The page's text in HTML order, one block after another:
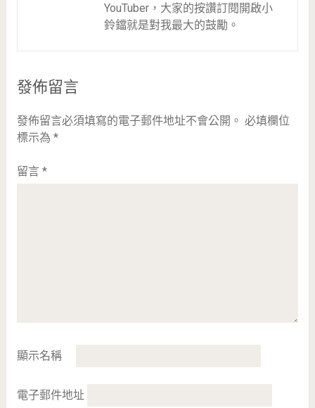
YouTuber，大家的按讚訂閱開啟小
鈴鐺就是對我最大的鼓勵。
發佈留言
發佈留言必須填寫的電子郵件地址不會公開。 必填欄位
標示為 *
留言 *
顯示名稱
電子郵件地址